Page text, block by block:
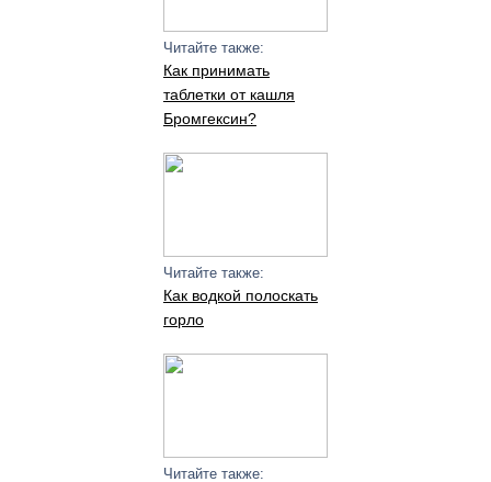
Читайте также:
Как принимать
таблетки от кашля
Бромгексин?
Читайте также:
Как водкой полоскать
горло
Читайте также: